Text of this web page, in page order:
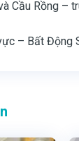
Cầu Rồng –
– Bất Động